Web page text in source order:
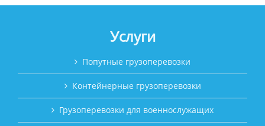
Услуги
Попутные грузоперевозки
Контейнерные грузоперевозки
Грузоперевозки для военнослужащих